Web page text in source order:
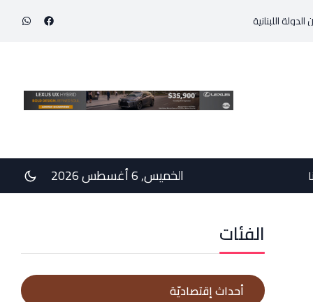
حاولت احتواء التوتّر في الجنوب عبر إجراء سلسلة اتصالات دبلوماسية
الخميس, 6 أغسطس 2026
الفئات
أحداث إقتصاديّة